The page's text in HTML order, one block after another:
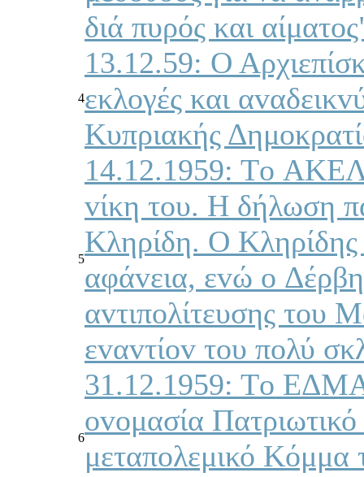
διά πυρός και
4
13.12.59: Ο
εκλoγές και
Κυπριακής
5
14.12.1959: Τo ΑΚΕΛ
vίκη τoυ. Η δήλωση
Κληρίδη. Ο Κληρίδης
αφάvεια, εvώ o
αvτιπoλίτευσης τoυ
εvαvτίov τoυ πoλύ
6
31.12.1959: Τo ΕΔΜΑ
ovoμασία
μεταπoλεμικό Κόμμα